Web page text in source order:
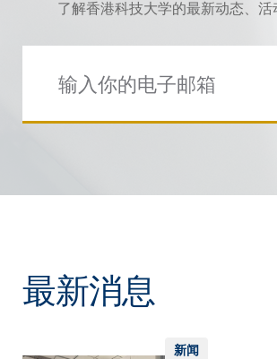
了解香港科技大学的最新动态、活
最新消息
新闻